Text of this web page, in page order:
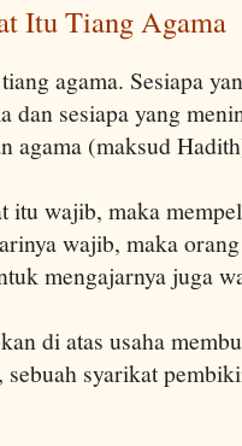
Itu Tiang Agama
agama. Sesiapa
dan sesiapa yang
agama (maksud
itu wajib, maka
wajib, maka
mengajarnya juga
di atas usaha
syarikat